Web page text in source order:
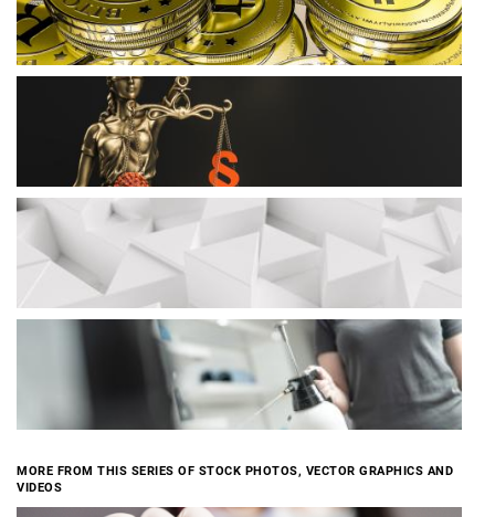
MORE FROM THIS SERIES OF STOCK PHOTOS, VECTOR GRAPHICS AND
VIDEOS